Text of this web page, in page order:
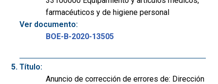
farmacéuticos y de higiene personal
Ver documento:
BOE-B-2020-13505
Título:
Anuncio de corrección de errores de: Dirección